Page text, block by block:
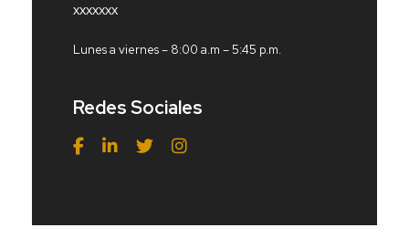
xxxxxxx
Lunes a viernes – 8:00 a.m – 5:45 p.m.
Redes Sociales